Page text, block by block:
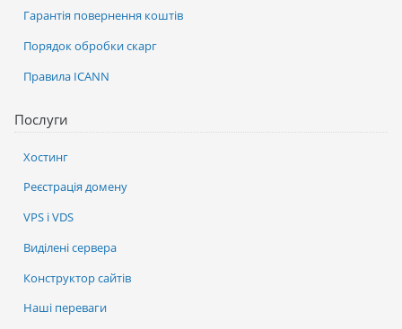
Послуги
Хостинг
Реєстрація домену
VPS і VDS
Виділені сервера
Конструктор сайтів
Наші переваги
Гарантія повернення коштів
Порядок обробки скарг
Правила ICANN